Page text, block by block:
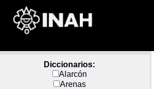
Diccionarios:
Alarcón
Arenas